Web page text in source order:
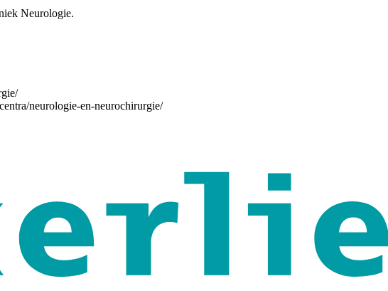
Neurologie.
neurologie-en-neurochirurgie/